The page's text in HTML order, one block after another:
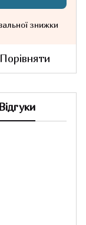
знижки
Порівняти
Відгуки